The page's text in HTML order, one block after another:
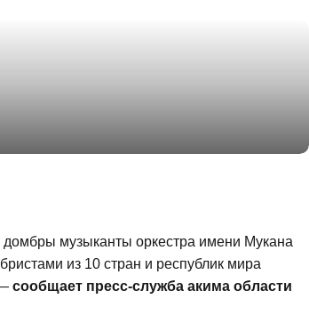
домбры музыканты оркестра имени Мукана
из 10 стран и республик мира
сообщает пресс-служба акима области